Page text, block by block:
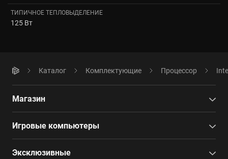
ТИПИЧНОЕ ТЕПЛОВЫДЕЛЕНИЕ
125 Вт
Каталог Комплектующие Процессор
Магазин
Игровые компьютеры
Эксклюзивные